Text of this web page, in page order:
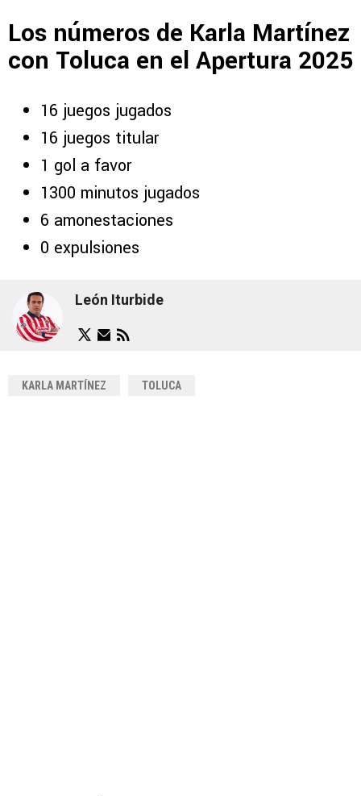
Los números de Karla Martínez
con Toluca en el Apertura 2025
16 juegos jugados
16 juegos titular
1 gol a favor
1300 minutos jugados
6 amonestaciones
0 expulsiones
León Iturbide
KARLA MARTÍNEZ TOLUCA